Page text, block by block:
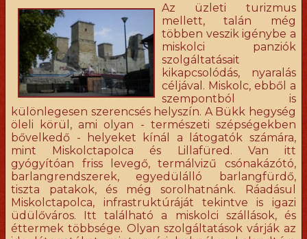
Az üzleti turizmus
mellett, talán még
többen veszik igénybe a
miskolci panziók
szolgáltatásait
kikapcsolódás, nyaralás
céljával. Miskolc, ebből a
szempontból is
különlegesen szerencsés helyszín. A Bükk hegység
öleli körül, ami olyan - természeti szépségekben
bővelkedő - helyeket kínál a látogatók számára,
mint Miskolctapolca és Lillafüred. Van itt
gyógyítóan friss levegő, termálvizű csónakázótó,
barlangrendszerek, egyedülálló barlangfürdő,
tiszta patakok, és még sorolhatnánk. Ráadásul
Miskolctapolca, infrastruktúráját tekintve is igazi
üdülőváros. Itt található a miskolci szállások, és
éttermek többsége. Olyan szolgáltatások várják az